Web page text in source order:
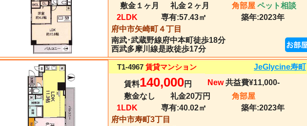
敷金１ヶ月
礼金２ヶ月 角部屋 ペット相談
2LDK
専有:57.43㎡ 築年:2023年
府中市矢崎町４丁目
南武･武蔵野線府中本町徒歩18分
西武多摩川線是政徒歩17分
T1-4967 賃貸マンション JeGlycine寿町
賃料140,000円 New 共益費¥11,000-
敷金なし
礼金20万円
角部屋
1LDK
専有:40.02㎡ 築年:2023年
府中市寿町3丁目